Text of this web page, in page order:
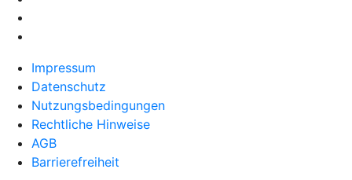
Impressum
Datenschutz
Nutzungsbedingungen
Rechtliche Hinweise
AGB
Barrierefreiheit